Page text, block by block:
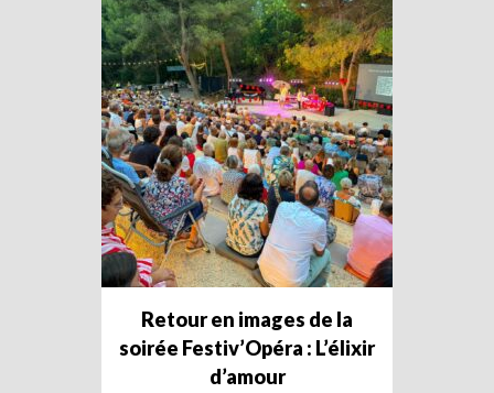
Retour en images de la
soirée Festiv’Opéra : L’élixir
d’amour